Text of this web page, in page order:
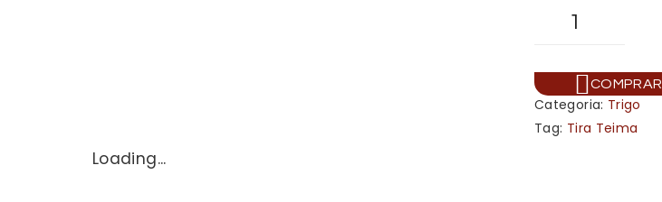
COMPRAR
Categoria: Trigo
Tag: Tira Teima
Loading...